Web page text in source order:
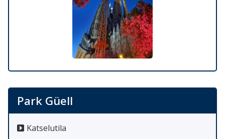
Park Güell
Katselutila